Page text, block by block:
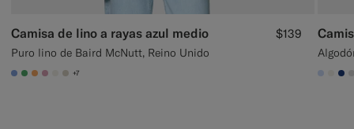
Camisa de lino a rayas azul medio
Puro lino de Baird McNutt, Reino Unido
$139
#82A1DC
#50AA6A
#F9AA62
#DAA1B6
#F1EFE8
#D7D1C3
+7